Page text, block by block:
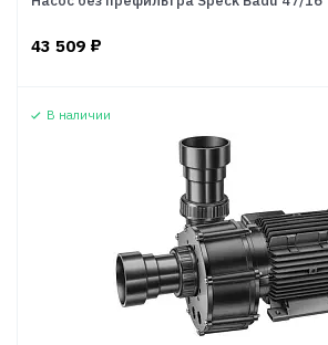
43 509 ₽
В наличии